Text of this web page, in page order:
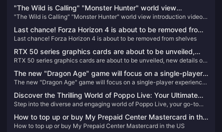
"The Wild is Calling" "Monster Hunter" world view
introduction video released
"The Wild is Calling" "Monster Hunter" world view introduction video
Last chance! Forza Horizon 4 is about to be removed from
shelves
Last chance! Forza Horizon 4 is about to be removed from shelves
RTX 50 series graphics cards are about to be unveiled,
new details of RTX 5070 Ti exposed
RTX 50 series graphics cards are about to be unveiled, new details of
The new "Dragon Age" game will focus on a single-player
experience and will not include real-time services
The new "Dragon Age" game will focus on a single-player experience
Discover the Thrilling World of Poppo Live: Your Ultimate
Live Streaming Destination 🎥✨
Step into the diverse and engaging world of Poppo Live, your go-to
straightforward Poppo Live Coins top-up guide and never miss out on
the fun!
How to top up or buy My Prepaid Center Mastercard in the
US
How to top up or buy My Prepaid Center Mastercard in the US